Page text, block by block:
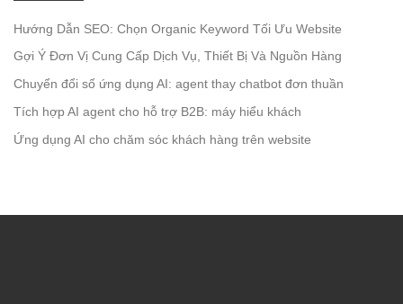
Hướng Dẫn SEO: Chọn Organic Keyword Tối Ưu Website
Gợi Ý Đơn Vị Cung Cấp Dịch Vụ, Thiết Bị Và Nguồn Hàng
Chuyển đổi số ứng dụng AI: agent thay chatbot đơn thuần
Tích hợp AI agent cho hỗ trợ B2B: máy hiểu khách
Ứng dụng AI cho chăm sóc khách hàng trên website